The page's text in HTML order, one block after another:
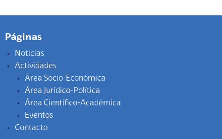
Páginas
Noticias
Actividades
Área Socio-Económica
Área Jurídico-Política
Área Científico-Académica
Eventos
Contacto